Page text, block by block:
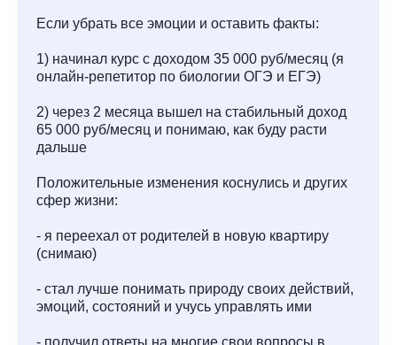
Если убрать все эмоции и оставить факты:
1) начинал курс с доходом 35 000 руб/месяц (я
онлайн-репетитор по биологии ОГЭ и ЕГЭ)
2) через 2 месяца вышел на стабильный доход
65 000 руб/месяц и понимаю, как буду расти
дальше
Положительные изменения коснулись и других
сфер жизни:
- я переехал от родителей в новую квартиру
(снимаю)
- стал лучше понимать природу своих действий,
эмоций, состояний и учусь управлять ими
- получил ответы на многие свои вопросы в